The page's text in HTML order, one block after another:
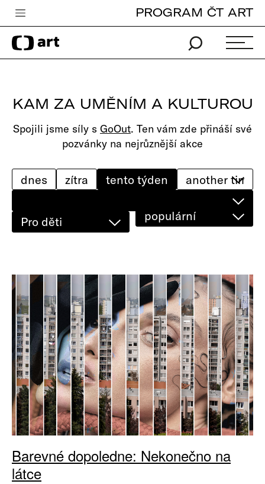
Česká televize
Zpravodajství
iVysílání
TV program
edu
PROGRAM ČT ART
KAM ZA UMĚNÍM A KULTUROU
Spojili jsme síly s GoOut. Ten vám zde přináší své
pozvánky na nejrůznější akce
Pro děti
dnes zítra tento týden
populární
Barevné dopoledne: Nekonečno na
látce